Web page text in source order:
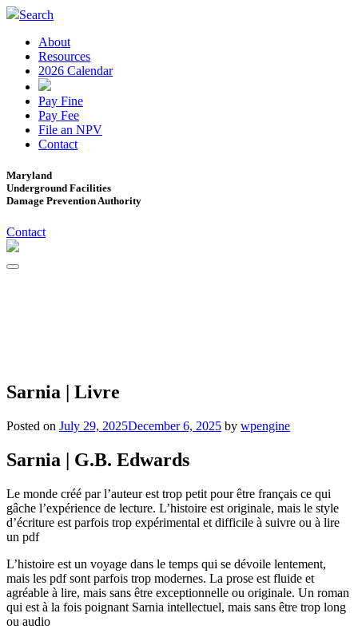
Search
About
Resources
2026 Calendar
Pay Fine
Pay Fee
File an NPV
Contact
Maryland
Underground Facilities
Damage Prevention Authority
Contact
Sarnia | Livre
Posted on July 29, 2025December 6, 2025 by wpengine
Sarnia | G.B. Edwards
Le monde créé par l’auteur est trop petit pour être français ce qui
gâche l’expérience de lecture. L’histoire est originale, mais le style
d’écriture est parfois trop expérimental et difficile à suivre ou à lire
un pdf
L’histoire est un voyage dans le temps qui se dévoile lentement,
mais les pdf sont parfois trop modernes. La prose est fluide et
agréable à lire, mais sans être exceptionnelle ou originale. Un roman
qui est à la fois poignant Sarnia intellectuel, mais sans être trop long
ou audio